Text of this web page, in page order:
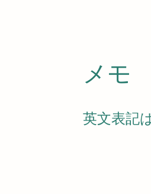
​メモ
英文表記